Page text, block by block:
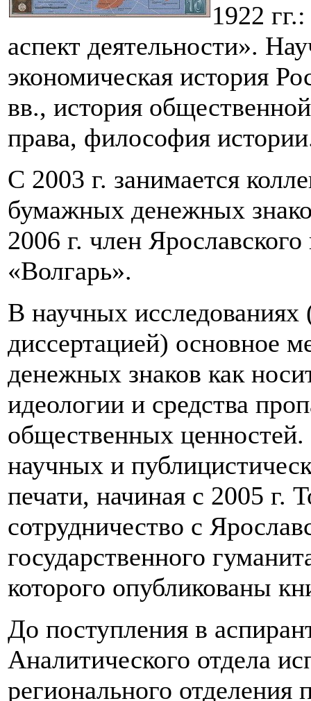
1922
аспект деятельности».
экономическая история
вв., история
права, философия
С 2003 г. занимается
бумажных денежных
2006 г. член
«Волгарь».
В научных
диссертацией) основное
денежных знаков как
идеологии и средства
общественных
научных и
печати, начиная с 2005 г.
сотрудничество с
государственного
которого опубликованы
До поступления в
Аналитического отдела
регионального отделения